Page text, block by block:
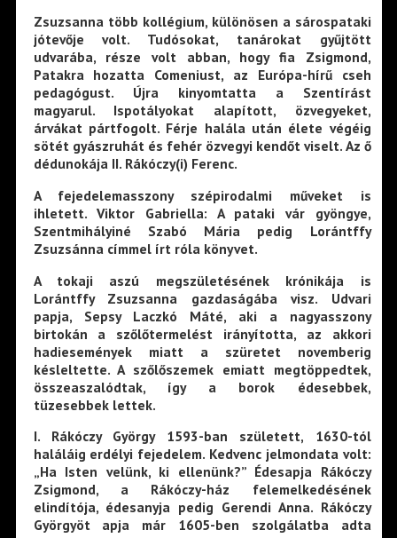
Zsuzsanna több kollégium, különösen a sárospataki
jótevője volt. Tudósokat, tanárokat gyűjtött
udvarába, része volt abban, hogy fia Zsigmond,
Patakra hozatta Comeniust, az Európa-hírű cseh
pedagógust. Újra kinyomtatta a Szentírást
magyarul. Ispotályokat alapított, özvegyeket,
árvákat pártfogolt. Férje halála után élete végéig
sötét gyászruhát és fehér özvegyi kendőt viselt. Az ő
dédunokája II. Rákóczy(i) Ferenc.
A fejedelemasszony szépirodalmi műveket is
ihletett. Viktor Gabriella: A pataki vár gyöngye,
Szentmihályiné Szabó Mária pedig Lorántffy
Zsuzsánna címmel írt róla könyvet.
A tokaji aszú megszületésének krónikája is
Lorántffy Zsuzsanna gazdaságába visz. Udvari
papja, Sepsy Laczkó Máté, aki a nagyasszony
birtokán a szőlőtermelést irányította, az akkori
hadiesemények miatt a szüretet novemberig
késleltette. A szőlőszemek emiatt megtöppedtek,
összeaszalódtak, így a borok édesebbek,
tüzesebbek lettek.
I. Rákóczy György 1593-ban született, 1630-tól
haláláig erdélyi fejedelem. Kedvenc jelmondata volt:
„Ha Isten velünk, ki ellenünk?” Édesapja Rákóczy
Zsigmond, a Rákóczy-ház felemelkedésének
elindítója, édesanyja pedig Gerendi Anna. Rákóczy
Györgyöt apja már 1605-ben szolgálatba adta